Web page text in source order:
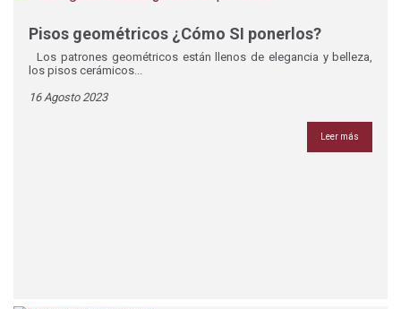
Pisos geométricos ¿Cómo SI ponerlos?
Los patrones geométricos están llenos de elegancia y belleza,
los pisos cerámicos...
16 Agosto 2023
Leer más